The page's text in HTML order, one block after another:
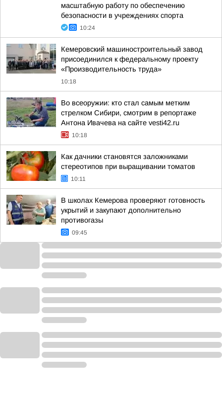
масштабную работу по обеспечению
безопасности в учреждениях спорта
10:24
Кемеровский машиностроительный завод
присоединился к федеральному проекту
«Производительность труда»
10:18
Во всеоружии: кто стал самым метким
стрелком Сибири, смотрим в репортаже
Антона Ивачева на сайте vesti42.ru
10:18
Как дачники становятся заложниками
стереотипов при выращивании томатов
10:11
В школах Кемерова проверяют готовность
укрытий и закупают дополнительно
противогазы
09:45